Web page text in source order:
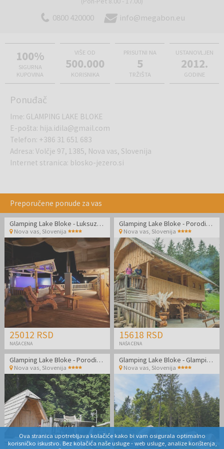
0800 420000 info@megabon.eu
100%
SIGURNA
KUPOVINA
VIŠE OD
500.000
KORISNIKA
PRISUTNI NA
5
TRŽIŠTA
USTANOVLJEN
2012.
GODINE
Ponuđač
Ime: GLAMPING LAKE BLOKE
E-pošta: hija.idila@gmail.com
Telefon: +386 31 651 683
Adresa: Volčje 97, 1385, Nova vas, Slovenija
Internet stranica: blosko-jezero.si
Preporučene ponude za vas
Glamping Lake Bloke - Luksuzan odmor pod zvezdama udvoje
Nova vas, Slovenija
25012 RSD
NAŠA CENA
Glamping Lake Bloke - Porodični odmor u unikatnoj sobi Krpan
Nova vas Slovenija
15618 RSD
NAŠA CENA
Glamping Lake Bloke - Porodični glamping odmor uz Bloško jezero
Nova vas, Slovenija
Glamping Lake Bloke - Glamping odmor uz Bloško jezero
Nova vas Slovenija
Ova stranica upotrebljava kolačiće kako bi vam osigurala optimalno
korisničko iskustvo. Bez kolačića naše usluge - web usluge, analize korištenja,